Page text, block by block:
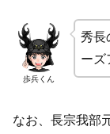
歩兵くん
秀長
ーズ
なお、長宗我部